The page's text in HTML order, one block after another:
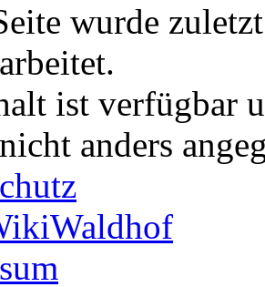
wurde
ist verfügbar
anders